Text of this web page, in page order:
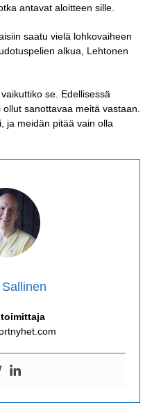
antavat aloitteen sille.
saatu vielä lohkovaiheen
alkua, Lehtonen
se. Edellisessä
sanottavaa meitä vastaan.
ja meidän pitää vain olla